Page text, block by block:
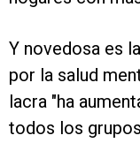
Y novedosa es
por la salud
lacra "ha
todos los